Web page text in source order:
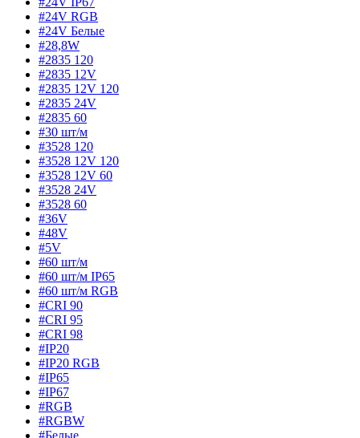
#24V RGB
#24V Белые
#28,8W
#2835 120
#2835 12V
#2835 12V 120
#2835 24V
#2835 60
#30 шт/м
#3528 120
#3528 12V 120
#3528 12V 60
#3528 24V
#3528 60
#36V
#48V
#5V
#60 шт/м
#60 шт/м IP65
#60 шт/м RGB
#CRI 90
#CRI 95
#CRI 98
#IP20
#IP20 RGB
#IP65
#IP67
#RGB
#RGBW
#Белые